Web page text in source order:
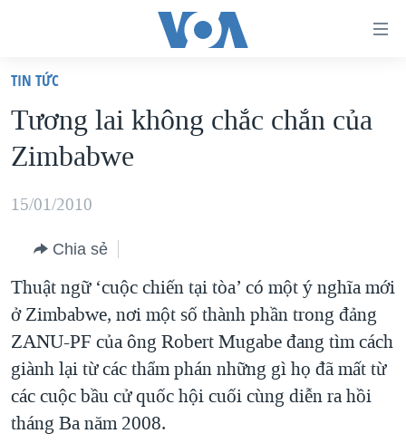
truy
cập
Tới
dung
chính
điều
hướng
chính
Đi
tới
"Tìm"
VIỆT NAM
HOA KỲ
BIỂN ĐÔNG
BLOG
DIỄN ĐÀN
MỤC
TỰ DO BÁO CHÍ
VẠCH TRẦN TIN GIẢ
NGƯỜI VIỆT HẢI NGOẠI
CHUYÊN ĐỀ
CHIẾN TRANH THƯƠNG MẠI CỦA MỸ: QUÁ KHỨ VÀ HIỆN
HỌC TIẾNG ANH
VIDEO
TIN TỨC
Tương lai không chắc chắn của
Zimbabwe
15/01/2010
Chia sẻ
Thuật ngữ ‘cuộc chiến tại tòa’ có một ý nghĩa mới
ở Zimbabwe, nơi một số thành phần trong đảng
ZANU-PF của ông Robert Mugabe đang tìm cách
giành lại từ các thẩm phán những gì họ đã mất từ
các cuộc bầu cử quốc hội cuối cùng diễn ra hồi
tháng Ba năm 2008.